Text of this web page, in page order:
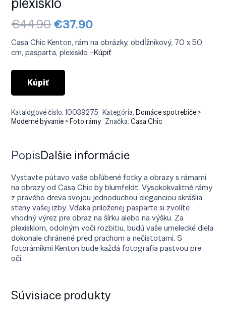
€44.90Pôvodná
cena
bola:
€44.90.
€37.90Aktuálna
je:
€37.90.
Casa Chic Kenton, rám na obrázky, obdĺžnikový, 70 x 50
cm, pasparta, plexisklo –Kúpiť
Kúpiť
Katalógové číslo:10039275 Kategória:Domáce spotrebiče >
Moderné bývanie > Foto rámy Značka:Casa Chic
PopisĎalšie informácie
Vystavte pútavo vaše obľúbené fotky a obrazy s rámami
na obrazy od Casa Chic by blumfeldt. Vysokokvalitné rámy
z pravého dreva svojou jednoduchou eleganciou skrášlia
steny vašej izby. Vďaka priloženej pasparte si zvolíte
vhodný výrez pre obraz na šírku alebo na výšku. Za
plexisklom, odolným voči rozbitiu, budú vaše umelecké diela
dokonale chránené pred prachom a nečistotami. S
fotorámikmi Kenton bude každá fotografia pastvou pre
oči.
Súvisiace produkty